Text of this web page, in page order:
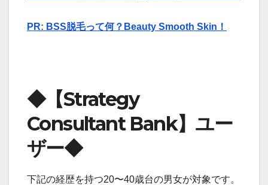
PR: BSS脱毛って何？Beauty Smooth Skin！
◆【Strategy
Consultant Bank】ユー
ザー◆
下記の経歴を持つ20〜40歳台の男女が対象です。